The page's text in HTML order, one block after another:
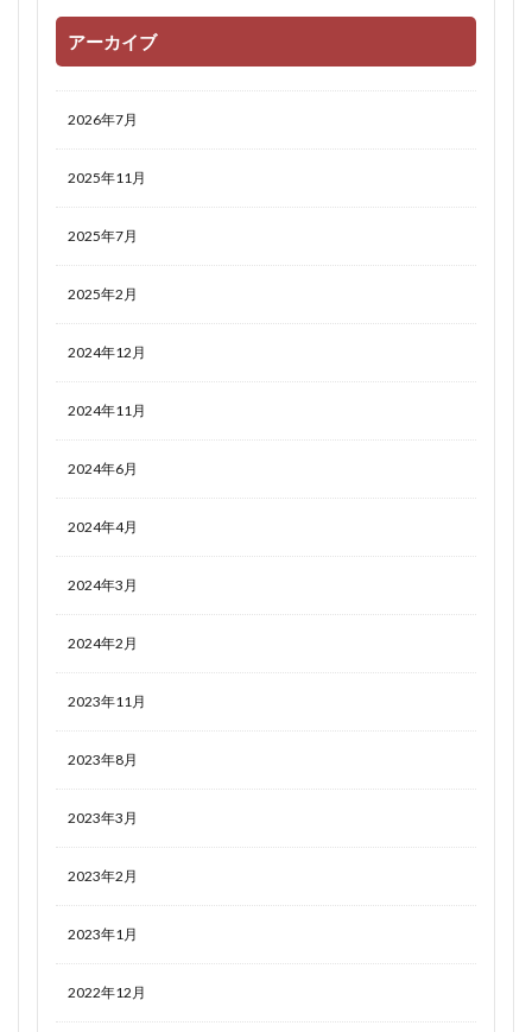
アーカイブ
2026年7月
2025年11月
2025年7月
2025年2月
2024年12月
2024年11月
2024年6月
2024年4月
2024年3月
2024年2月
2023年11月
2023年8月
2023年3月
2023年2月
2023年1月
2022年12月